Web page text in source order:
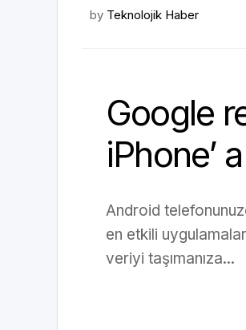
by Teknolojik Haber
Google
iPhone’
Android
en etkili
veriyi taşımanıza...